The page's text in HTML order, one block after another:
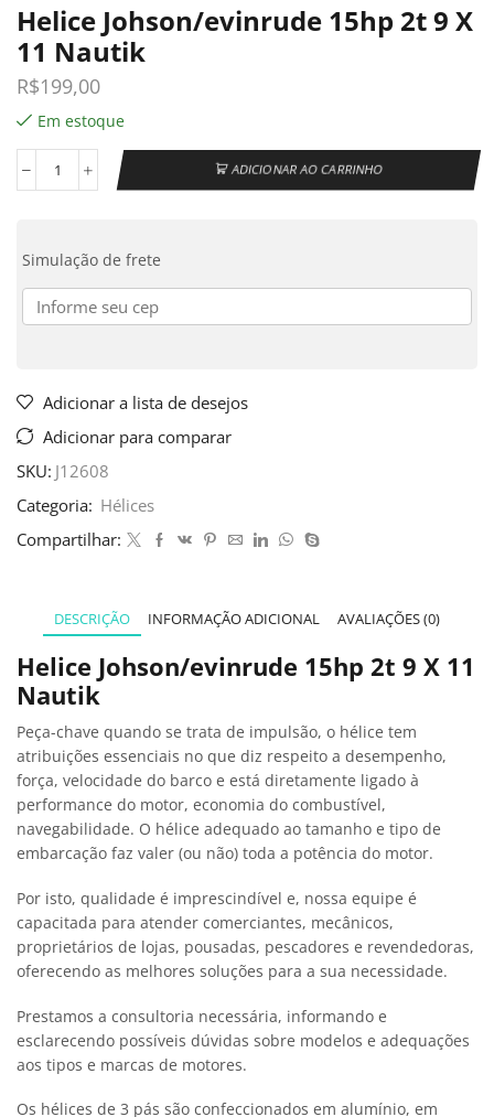
Helice Johson/evinrude 15hp 2t 9 X
11 Nautik
R$199,00
Em estoque
ADICIONAR AO CARRINHO
Simulação de frete
Adicionar a lista de desejos
Adicionar para comparar
SKU: J12608
Categoria: Hélices
Compartilhar:
DESCRIÇÃO INFORMAÇÃO ADICIONAL AVALIAÇÕES (0)
Helice Johson/evinrude 15hp 2t 9 X 11
Nautik
Peça-chave quando se trata de impulsão, o hélice tem
atribuições essenciais no que diz respeito a desempenho,
força, velocidade do barco e está diretamente ligado à
performance do motor, economia do combustível,
navegabilidade. O hélice adequado ao tamanho e tipo de
embarcação faz valer (ou não) toda a potência do motor.
Por isto, qualidade é imprescindível e, nossa equipe é
capacitada para atender comerciantes, mecânicos,
proprietários de lojas, pousadas, pescadores e revendedoras,
oferecendo as melhores soluções para a sua necessidade.
Prestamos a consultoria necessária, informando e
esclarecendo possíveis dúvidas sobre modelos e adequações
aos tipos e marcas de motores.
Os hélices de 3 pás são confeccionados em alumínio, em